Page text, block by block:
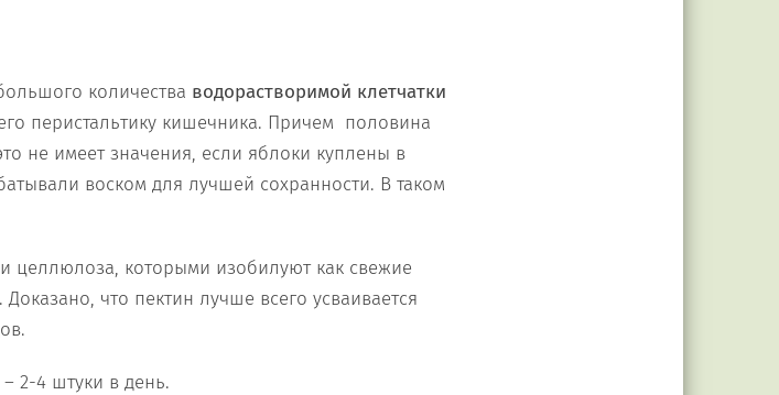
количества водорастворимой клетчатки
перистальтику кишечника. Причем половина
не имеет значения, если яблоки куплены в
воском для лучшей сохранности. В таком
целлюлоза, которыми изобилуют как свежие
что пектин лучше всего усваивается
2-4 штуки в день.